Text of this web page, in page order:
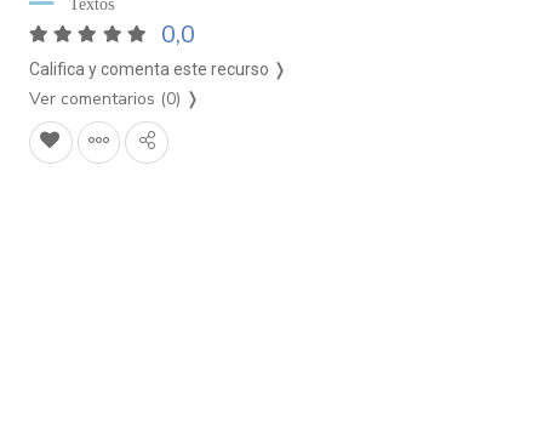
Textos
0,0
Califica y comenta este recurso ❭
Ver comentarios (0) ❭